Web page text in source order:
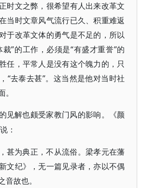
时文之弊，很希望有人出来改革文
当时文章风气流行已久、积重难返
于改革文体的勇气是不足的，所以
”的工作，必须是“有盛才重誉”的
任，平常人是没有这个魄力的，只
“去泰去甚”。这当然是他对当时社
见解也颇受家教门风的影响。《颜
：
甚为典正，不从流俗。梁孝元在藩
文纪》，无一篇见录者，亦以不偶
音故也。